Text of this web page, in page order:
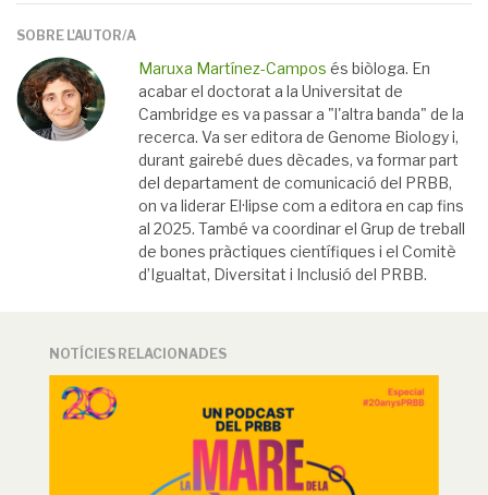
SOBRE L'AUTOR/A
Maruxa Martínez-Campos és biòloga. En
acabar el doctorat a la Universitat de
Cambridge es va passar a "l'altra banda" de la
recerca. Va ser editora de Genome Biology i,
durant gairebé dues dècades, va formar part
del departament de comunicació del PRBB,
on va liderar El·lipse com a editora en cap fins
al 2025. També va coordinar el Grup de treball
de bones pràctiques científiques i el Comitè
d’Igualtat, Diversitat i Inclusió del PRBB.
NOTÍCIES RELACIONADES